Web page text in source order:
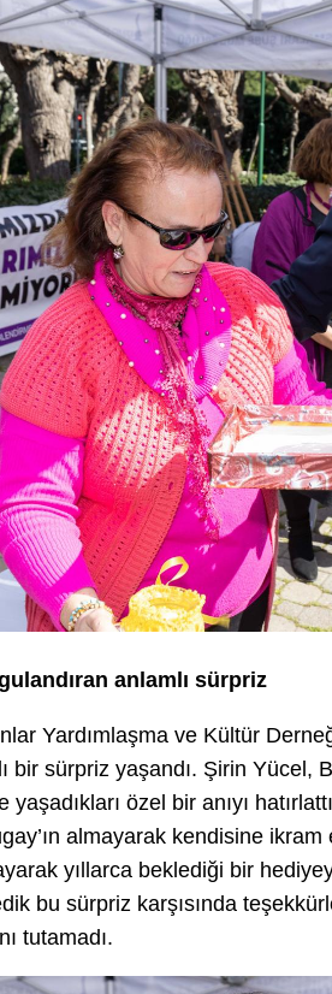
anlamlı sürpriz
Yardımlaşma ve Kültür
bir sürpriz yaşandı. Şirin Yücel,
yaşadıkları özel bir anıyı
almayarak kendisine
yıllarca beklediği bir
bu sürpriz karşısında
tutamadı.